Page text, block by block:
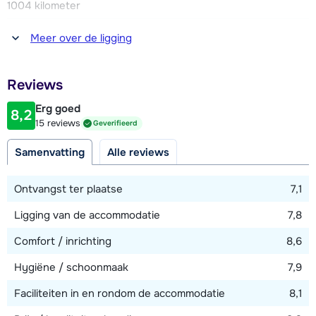
1004 kilometer
Afstand tot winkel(s)
300 meter
250 meter
Afstand tot piste
450 meter
Meer over de ligging
Reviews
8,2 Erg goed
15 reviews Geverifieerd
Samenvatting Alle reviews
Ontvangst ter plaatse
7,1
Ligging van de accommodatie
7,8
Comfort / inrichting
8,6
Hygiëne / schoonmaak
7,9
Faciliteiten in en rondom de accommodatie
8,1